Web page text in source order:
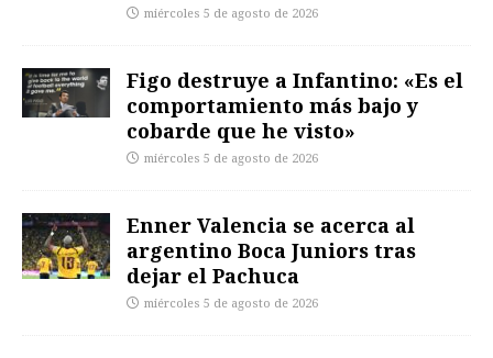
miércoles 5 de agosto de 2026
Figo destruye a Infantino: «Es el
comportamiento más bajo y
cobarde que he visto»
miércoles 5 de agosto de 2026
Enner Valencia se acerca al
argentino Boca Juniors tras
dejar el Pachuca
miércoles 5 de agosto de 2026